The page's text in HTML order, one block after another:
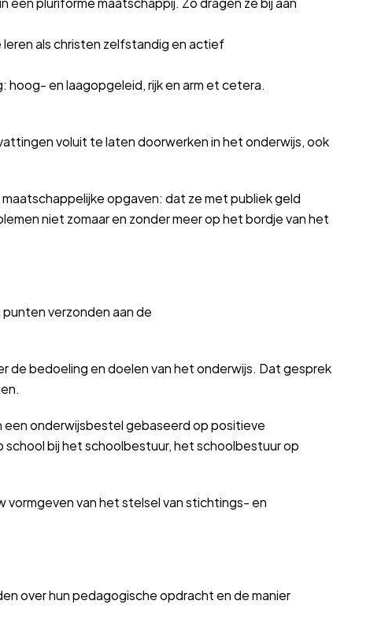
als christen zelfstandig en actief
hoog- en laagopgeleid, rijk en arm et cetera.
voluit te laten doorwerken in het onderwijs, ook
opgaven: dat ze met publiek geld
niet zomaar en zonder meer op het bordje van het
verzonden aan de
de bedoeling en doelen van het onderwijs. Dat gesprek
een onderwijsbestel gebaseerd op positieve
school bij het schoolbestuur, het schoolbestuur op
vormgeven van het stelsel van stichtings- en
over hun pedagogische opdracht en de manier